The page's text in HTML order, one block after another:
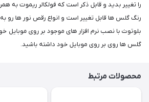
را تغییر بدید و قابل ذکر است که فولکالر ریموت به
رنگ گلس ها قابل تغییر است و انواع رقص نور ها رو به
بلوتوث با نصب نرم افزار های موجود بر روی موبایل
گلس ها روی بر روی موبایل خود داشته باشید.
محصولات مرتبط